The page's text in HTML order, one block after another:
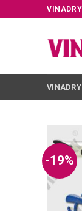
to
VINADRY
-19%